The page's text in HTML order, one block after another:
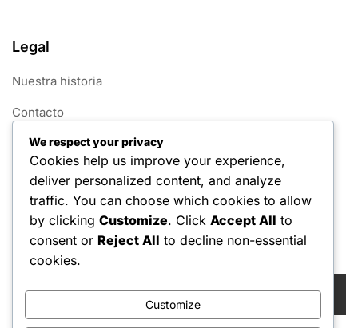
Legal
Nuestra historia
Contacto
Términos de servicio
Cookies y seguimiento
Política de privacidad
Buscar
We respect your privacy
Cookies help us improve your experience,
deliver personalized content, and analyze
traffic. You can choose which cookies to allow
by clicking Customize. Click Accept All to
consent or Reject All to decline non-essential
cookies.
Customize